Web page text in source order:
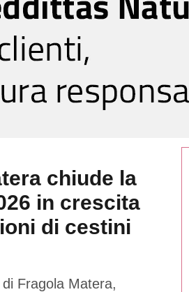
chiude la
in crescita
di cestini
Fragola Matera,